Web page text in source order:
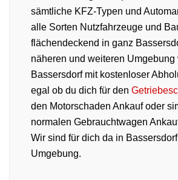
sämtliche KFZ-Typen und
alle Sorten Nutzfahrzeuge und
flächendeckend in ganz
näheren und weiteren Umgebung
Bassersdorf mit kostenloser
egal ob du dich für den
den Motorschaden Ankauf oder
normalen Gebrauchtwagen
Wir sind für dich da in
Umgebung.